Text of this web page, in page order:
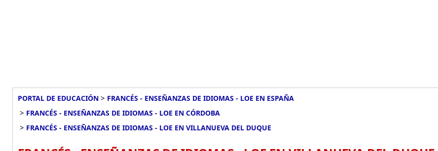
PORTAL DE EDUCACIÓN > FRANCÉS - ENSEÑANZAS DE IDIOMAS - LOE EN ESPAÑA
> FRANCÉS - ENSEÑANZAS DE IDIOMAS - LOE EN CÓRDOBA
> FRANCÉS - ENSEÑANZAS DE IDIOMAS - LOE EN VILLANUEVA DEL DUQUE